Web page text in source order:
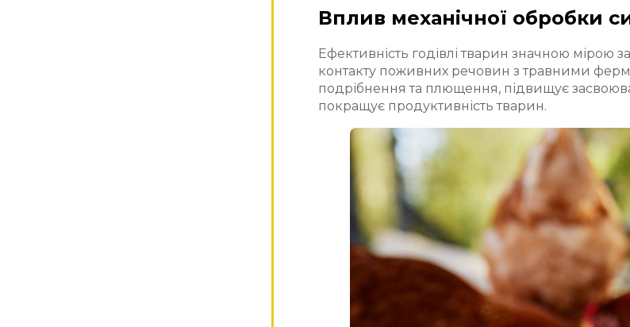
Вплив механічної обробки
Ефективність годівлі тварин значною мірою
контакту поживних речовин з травними
подрібнення та плющення, підвищує
покращує продуктивність тварин.